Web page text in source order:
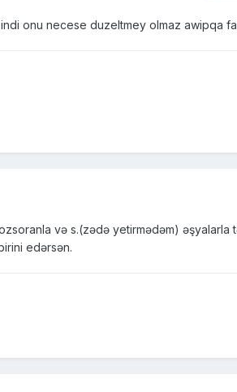
onu necese duzeltmey olmaz awipqa
və s.(zədə yetirmədəm) əşyalarla
edərsən.